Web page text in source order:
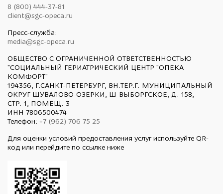
8 (800) 444-37-81
client@sgc-opeca.ru
Пресс-служба:
media@sgc-opeca.ru
ОБЩЕСТВО С ОГРАНИЧЕННОЙ ОТВЕТСТВЕННОСТЬЮ
"СОЦИАЛЬНЫЙ ГЕРИАТРИЧЕСКИЙ ЦЕНТР "ОПЕКА
КОМФОРТ"
194356, Г.САНКТ-ПЕТЕРБУРГ, ВН.ТЕР.Г. МУНИЦИПАЛЬНЫЙ
ОКРУГ ШУВАЛОВО-ОЗЕРКИ, Ш ВЫБОРГСКОЕ, Д. 158,
СТР. 1, ПОМЕЩ. 3
ИНН 7806500474
Телефон: +7 (962) 706 75 25
Для оценки условий предоставления услуг используйте QR-
код или перейдите по ссылке ниже